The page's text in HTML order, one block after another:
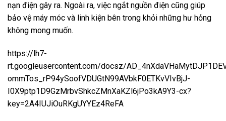
nạn điện gây ra. Ngoài ra, việc ngắt nguồn điện cũng giúp
bảo vệ máy móc và linh kiện bên trong khỏi những hư hỏng
không mong muốn.
https://lh7-
rt.googleusercontent.com/docsz/
ommTos_rP94ySoofVDUGtN99AVbkF0ETKvVIvBjJ-
I0X9ptp1D9GzMrbvShkcZMnXaKZl6jPo3kA9Y3-cx?
key=2A4IUJiOuRKgUYYEz4ReFA